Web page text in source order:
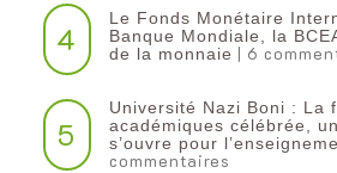
4
Le Fonds Monétaire
Banque Mondiale, la
de la monnaie | 6
5
Université Nazi Boni : La
académiques célébrée,
s’ouvre pour
commentaires